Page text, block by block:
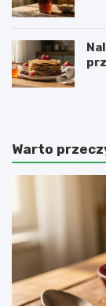
Warto